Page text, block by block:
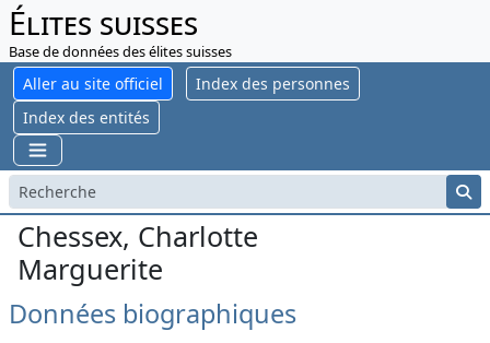
Élites suisses
Base de données des élites suisses
Aller au site officiel
Index des personnes
Index des entités
Chessex, Charlotte
Marguerite
Données biographiques